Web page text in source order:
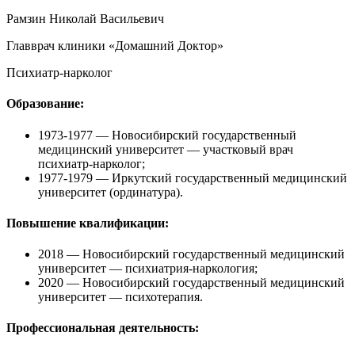
Рамзин Николай Васильевич
Главврач клиники «Домашний Доктор»
Психиатр-нарколог
Образование:
1973-1977 — Новосибирский государственный
медицинский университет — участковый врач
психиатр-нарколог;
1977-1979 — Иркутский государственный медицинский
университет (ординатура).
Повышение квалификации:
2018 — Новосибирский государственный медицинский
университет — психиатрия-наркология;
2020 — Новосибирский государственный медицинский
университет — психотерапия.
Профессиональная деятельность: